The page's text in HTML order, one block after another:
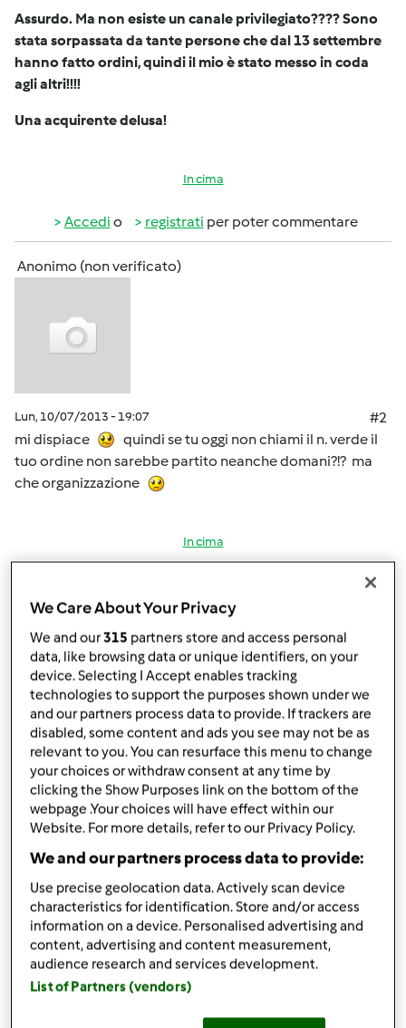
Assurdo. Ma non esiste un canale privilegiato???? Sono
stata sorpassata da tante persone che dal 13 settembre
hanno fatto ordini, quindi il mio è stato messo in coda
agli altri!!!!
Una acquirente delusa!
In cima
Accedi o registrati per poter commentare
Anonimo (non verificato)
Lun, 10/07/2013 - 19:07
#2
mi dispiace
quindi se tu oggi non chiami il n. verde il
tuo ordine non sarebbe partito neanche domani?!? ma
che organizzazione
In cima
ammila Iscritto : 07.10.2010
Lun, 10/07/2013 - 19:26
iO HO ASPETTATO 25 GG ANCHE PERCHè L'ORDINE è
STATO INOLTRATO IN RITARDO...MA A TE è ANDATA
PEGGIO :O
In cima
Accedio registratiper poter commentare
Anonimo (non verificato)
We Care About Your Privacy
We and our315 partners store and access personal
data, like browsing data or unique identifiers, on your
device. Selecting I Accept enables tracking
technologies to support the purposes shown under we
and our partners process data to provide. If trackers are
disabled, some content and ads you see may not be as
relevant to you. You can resurface this menu to change
your choices or withdraw consent at any time by
clicking the Show Purposes link on the bottom of the
webpage .Your choices will have effect within our
Website. For more details, refer to our Privacy Policy.
We and our partners process data to provide:
Use precise geolocation data. Actively scan device
characteristics for identification. Store and/or access
information on a device. Personalised advertising and
content, advertising and content measurement,
audience research and services development.
List of Partners (vendors)